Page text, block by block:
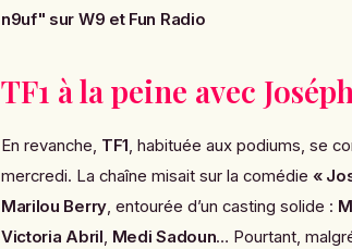
n9uf" sur W9 et Fun Radio
TF1 à la peine avec
En revanche, TF1, habituée aux podiums, se
mercredi. La chaîne misait sur la comédie «
Marilou Berry, entourée d’un casting solide :
Victoria Abril, Medi Sadoun… Pourtant,